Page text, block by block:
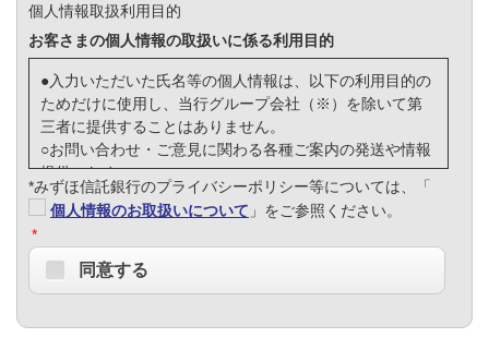
個人情報取扱利用目的
お客さまの個人情報の取扱いに係る利用目的
●入力いただいた氏名等の個人情報は、以下の利用目的の
ためだけに使用し、当行グループ会社（※）を除いて第
三者に提供することはありません。
○お問い合わせ・ご意見に関わる各種ご案内の発送や情報
提供のため
○金融商品やサービスの研究や開発のため
○お問い合わせ・ご意見内容の把握および管理のため、そ
（※）当行グループ会社の範囲は、「
*みずほ信託銀行のプライバシーポリシー等については、「
個人情報のお取扱いについて 」をご参照ください。
*
同意する